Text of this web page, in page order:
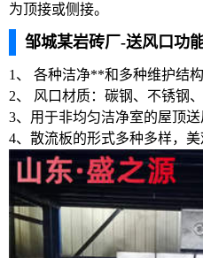
为顶接或侧接。
邹城某岩砖厂-送风口功
1、 各种洁净**和多种维护结构
2、 风口材质：碳钢、不锈钢
3、用于非均匀洁净室的屋顶送
4、散流板的形式多种多样，美